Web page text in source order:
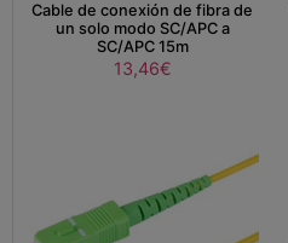
Cable de conexión de fibra de
un solo modo SC/APC a
SC/APC 15m
13,46€